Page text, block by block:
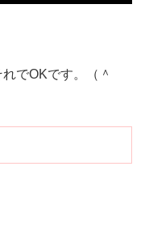
でOKです。（＾